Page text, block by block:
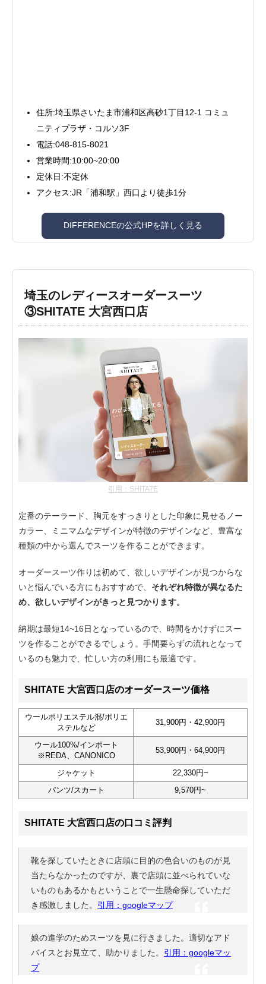
住所:埼玉県さいたま市浦和区高砂1丁目12-1 コミュ
ニティプラザ・コルソ3F
電話:048-815-8021
営業時間:10:00~20:00
定休日:不定休
アクセス:JR「浦和駅」西口より徒歩1分
DIFFERENCEの公式HPを詳しく見る
埼玉のレディースオーダースーツ
③SHITATE 大宮西口店
引用：SHITATE
定番のテーラード、胸元をすっきりとした印象に見せるノー
カラー、ミニマムなデザインが特徴のデザインなど、豊富な
種類の中から選んでスーツを作ることができます。
オーダースーツ作りは初めて、欲しいデザインが見つからな
いと悩んでいる方にもおすすめで、 それぞれ特徴が異なるた
め、欲しいデザインがきっと見つかります。
納期は最短14~16日となっているので、時間をかけずにスー
ツを作ることができるでしょう。手間要らずの流れとなって
いるのも魅力で、忙しい方の利用にも最適です。
SHITATE 大宮西口店のオーダースーツ価格
ウールポリエステル混/ポリエ
ステルなど
31,900円・42,900円
ウール100%/インポート
※REDA、CANONICO
53,900円・64,900円
ジャケット
22,330円~
パンツ/スカート
9,570円~
SHITATE 大宮西口店の口コミ評判
靴を探していたときに店頭に目的の色合いのものが見
当たらなかったのですが、裏で店頭に並べられていな
いものもあるかもということで一生懸命探していただ
き感激しました。 引用：googleマップ
娘の進学のためスーツを見に行きました。適切なアド
バイスとお見立て、助かりました。 引用：googleマッ
プ